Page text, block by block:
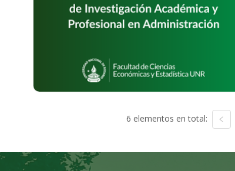
6 elementos en total: